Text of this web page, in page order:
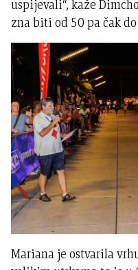
uspijevali“, kaže
zna biti od 50 pa čak
Mariana je ostvarila